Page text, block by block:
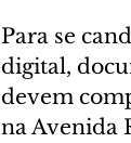
Para se
digital,
devem
na Avenida